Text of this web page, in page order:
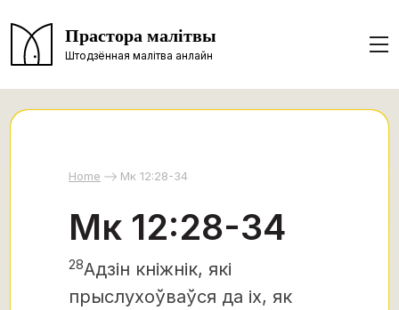
Прастора малітвы
Штодзённая малітва анлайн
Home Мк 12:28-34
Мк 12:28-34
28Адзін кніжнік, які
прыслухоўваўся да іх, як